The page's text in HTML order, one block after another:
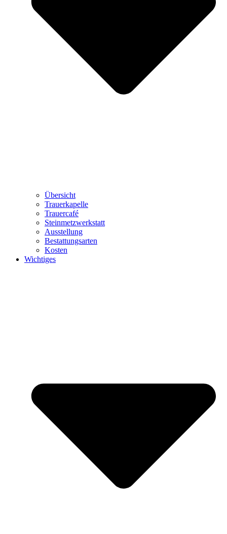
Übersicht
Trauerkapelle
Trauercafé
Steinmetzwerkstatt
Ausstellung
Bestattungsarten
Kosten
Wichtiges